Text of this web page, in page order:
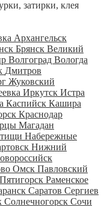
затирки, клея
Архангельск
Брянск Великий
Волгоград Вологда
Дмитров
Жуковский
Иркутск Истра
Каспийск Кашира
Краснодар
Магадан
Набережные
Нижний
Омск Павловский
Пятигорск Раменское
Саратов Сергиев
Солнечногорск Сочи